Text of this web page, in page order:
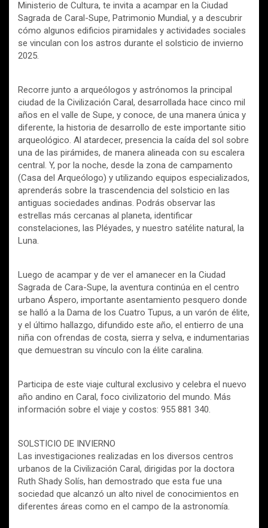
Ministerio de Cultura, te invita a acampar en la Ciudad
Sagrada de Caral-Supe, Patrimonio Mundial, y a descubrir
cómo algunos edificios piramidales y actividades sociales
se vinculan con los astros durante el solsticio de invierno
2025.
Recorre junto a arqueólogos y astrónomos la principal
ciudad de la Civilización Caral, desarrollada hace cinco mil
años en el valle de Supe, y conoce, de una manera única y
diferente, la historia de desarrollo de este importante sitio
arqueológico. Al atardecer, presencia la caída del sol sobre
una de las pirámides, de manera alineada con su escalera
central. Y, por la noche, desde la zona de campamento
(Casa del Arqueólogo) y utilizando equipos especializados,
aprenderás sobre la trascendencia del solsticio en las
antiguas sociedades andinas. Podrás observar las
estrellas más cercanas al planeta, identificar
constelaciones, las Pléyades, y nuestro satélite natural, la
Luna.
Luego de acampar y de ver el amanecer en la Ciudad
Sagrada de Cara-Supe, la aventura continúa en el centro
urbano Áspero, importante asentamiento pesquero donde
se halló a la Dama de los Cuatro Tupus, a un varón de élite,
y el último hallazgo, difundido este año, el entierro de una
niña con ofrendas de costa, sierra y selva, e indumentarias
que demuestran su vínculo con la élite caralina.
Participa de este viaje cultural exclusivo y celebra el nuevo
año andino en Caral, foco civilizatorio del mundo. Más
información sobre el viaje y costos: 955 881 340.
SOLSTICIO DE INVIERNO
Las investigaciones realizadas en los diversos centros
urbanos de la Civilización Caral, dirigidas por la doctora
Ruth Shady Solís, han demostrado que esta fue una
sociedad que alcanzó un alto nivel de conocimientos en
diferentes áreas como en el campo de la astronomía.